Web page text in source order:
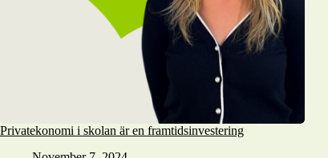
Privatekonomi i skolan är en framtidsinvestering